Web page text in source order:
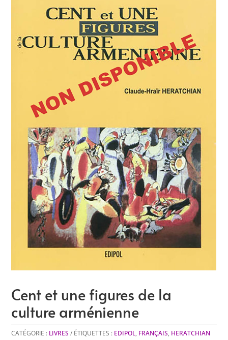
Cent et une figures de la
culture arménienne
CATÉGORIE : LIVRES ÉTIQUETTES : EDIPOL, FRANÇAIS, HERATCHIAN